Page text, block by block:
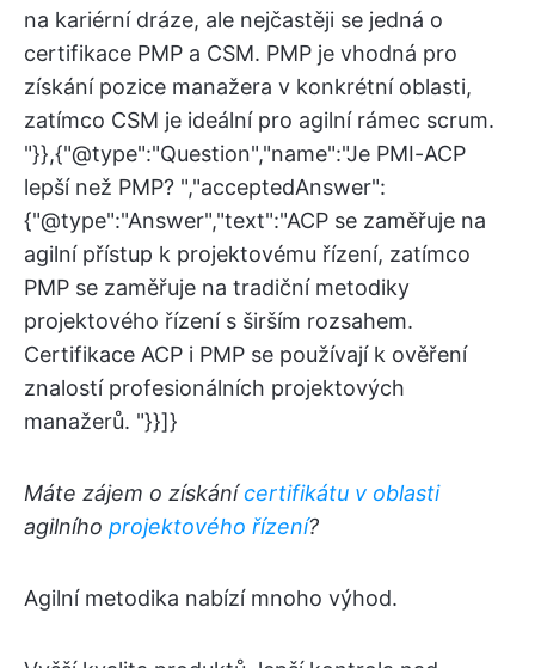
na kariérní dráze, ale nejčastěji se jedná o
certifikace PMP a CSM. PMP je vhodná pro
získání pozice manažera v konkrétní oblasti,
zatímco CSM je ideální pro agilní rámec scrum.
"}},{"@type":"Question","name":"Je PMI-ACP
lepší než PMP? ","acceptedAnswer":
{"@type":"Answer","text":"ACP se zaměřuje na
agilní přístup k projektovému řízení, zatímco
PMP se zaměřuje na tradiční metodiky
projektového řízení s širším rozsahem.
Certifikace ACP i PMP se používají k ověření
znalostí profesionálních projektových
manažerů. "}}]}
Máte zájem o získánícertifikátu v oblasti
agilního projektového řízení?
Agilní metodika nabízí mnoho výhod.